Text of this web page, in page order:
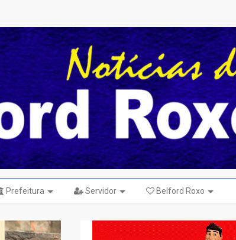
Prefeitura Servidor Belford Roxo